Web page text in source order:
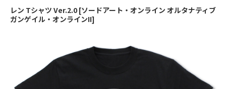
レン Tシャツ Ver.2.0 [ソードアート・オンライン オルタナティブ
ガンゲイル・オンラインII]